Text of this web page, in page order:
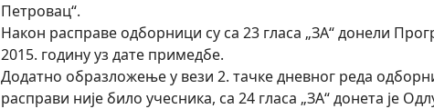
Петровац“.
Након расправе одборници су са 23 гласа „ЗА“ донели
2015. годину уз дате примедбе.
Додатно образложење у вези 2. тачке дневног реда
расправи није било учесника, са 24 гласа „ЗА“ донета је